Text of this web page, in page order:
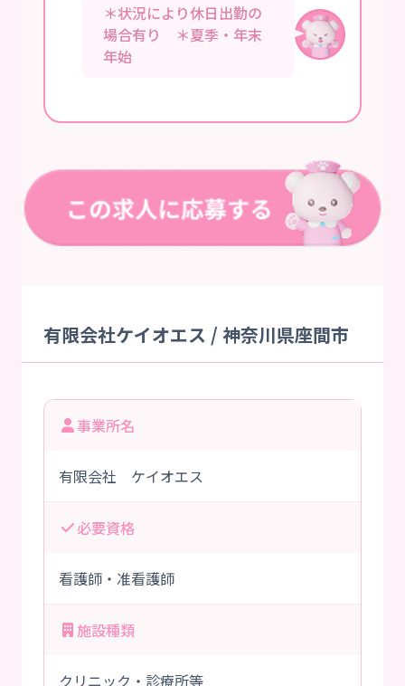
＊状況により休日出勤の
場合有り ＊夏季・年末
年始
有限会社ケイオエス / 神奈川県座間市
事業所名
有限会社 ケイオエス
必要資格
看護師・准看護師
施設種類
クリニック・診療所等